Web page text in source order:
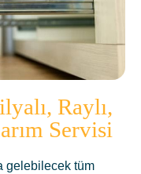
Raylı,
Servisi
gelebilecek tüm